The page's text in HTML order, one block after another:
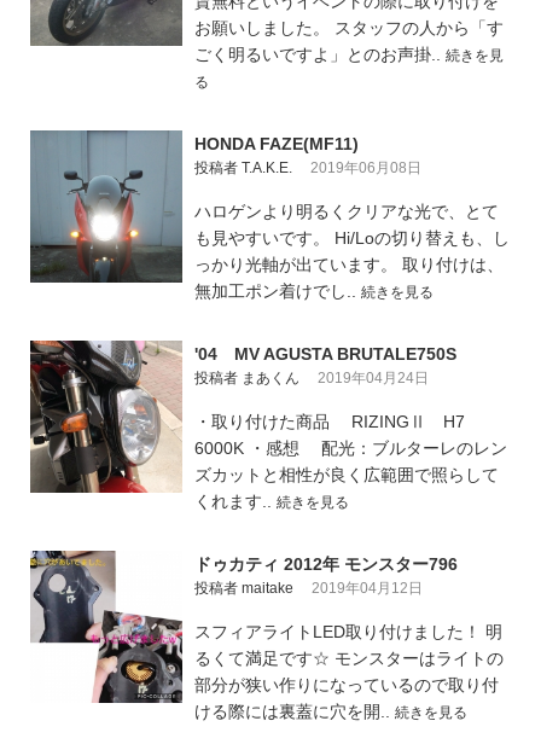
お願いしました。 スタッフの人から「す
ごく明るいですよ」とのお声掛.. 続きを見
る
HONDA FAZE(MF11)
投稿者 T.A.K.E. 2019年06月08日
ハロゲンより明るくクリアな光で、とて
も見やすいです。 Hi/Loの切り替えも、し
っかり光軸が出ています。 取り付けは、
無加工ポン着けでし.. 続きを見る
'04 MV AGUSTA BRUTALE750S
投稿者 まあくん 2019年04月24日
・取り付けた商品 RIZINGⅡ H7
6000K ・感想 配光：ブルターレのレン
ズカットと相性が良く広範囲で照らして
くれます.. 続きを見る
ドゥカティ 2012年 モンスター796
投稿者 maitake 2019年04月12日
スフィアライトLED取り付けました！ 明
るくて満足です☆ モンスターはライトの
部分が狭い作りになっているので取り付
ける際には裏蓋に穴を開.. 続きを見る